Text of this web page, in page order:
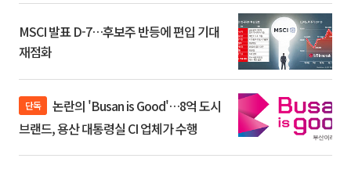
MSCI 발표 D-7…후보주 반등에 편입 기대
재점화
단독
브랜드, 용산 대통령실 CI 업체가 수행